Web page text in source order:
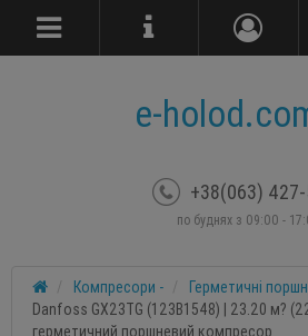
e-
+38(063)
по буднях з 09:00 -
Компресори -
Герметичні
Danfoss GX23TG (123B1548) | 23.20 м?
герметичний поршневий компресор